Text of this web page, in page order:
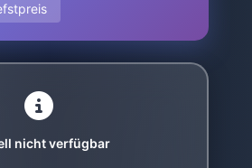
nicht verfügbar